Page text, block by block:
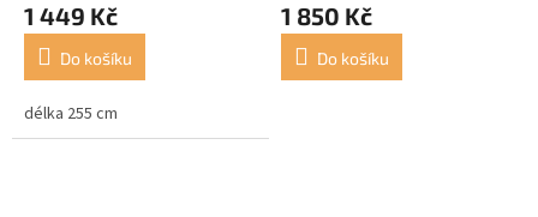
1 449 Kč
Do košíku
délka 255 cm
1 850 Kč
Do košíku